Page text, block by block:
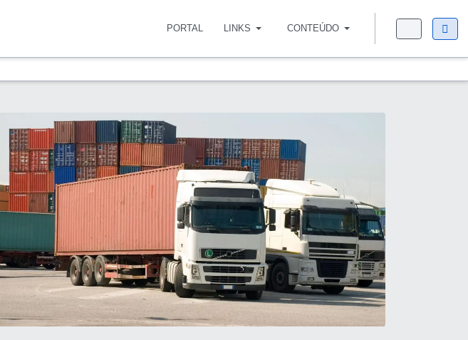
PORTAL LINKS CONTEÚDO